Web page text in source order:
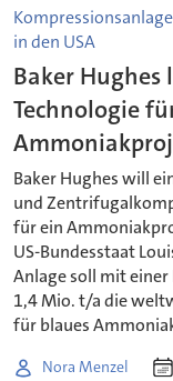
in den USA
Baker Hughes
Technologie
Baker Hughes will
und
für ein
US-Bundesstaat
Anlage soll mit
1,4 Mio. t/a die
für blaues
Nora Menzel